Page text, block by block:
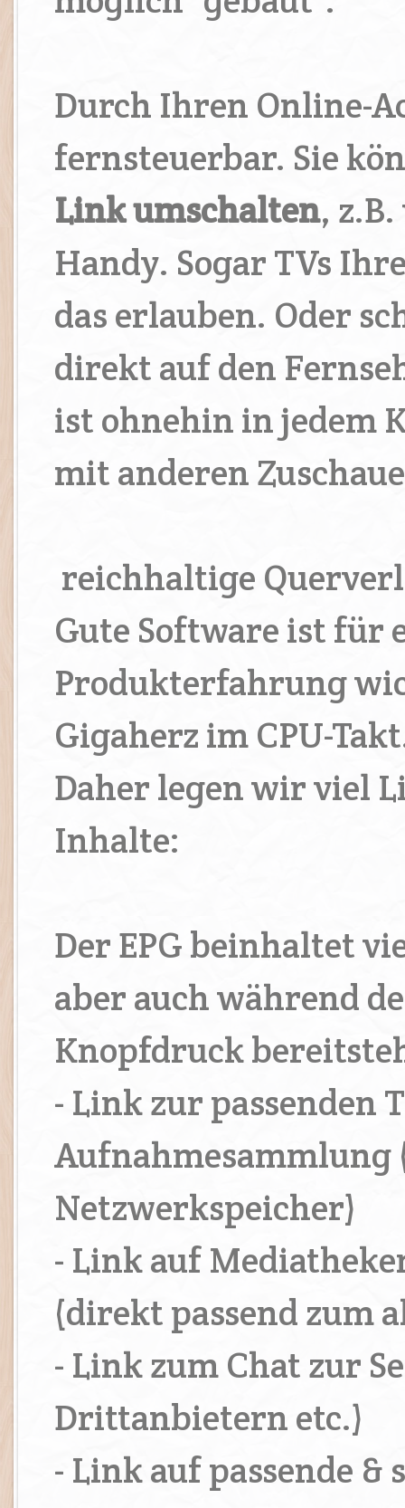
Durch Ihren Online-
fernsteuerbar. Sie
Link umschalten,
Handy. Sogar TVs
das erlauben. Oder
direkt auf den
ist ohnehin in jedem
mit anderen
reichhaltige
Gute Software ist für
Produkterfahrung
Gigaherz im CPU-
Daher legen wir viel
Inhalte:
Der EPG beinhaltet
aber auch während
Knopfdruck
- Link zur passenden
Aufnahmesammlung
Netzwerkspeicher)
- Link auf
(direkt passend zum
- Link zum Chat zur
Drittanbietern etc.)
- Link auf passende